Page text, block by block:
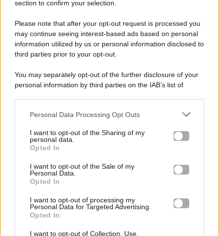
section to confirm your selection.
Please note that after your opt-out request is processed you
may continue seeing interest-based ads based on personal
information utilized by us or personal information disclosed to
third parties prior to your opt-out.
You may separately opt-out of the further disclosure of your
personal information by third parties on the IAB’s list of
This information may also be disclosed by us to third parties
disclose it to other third parties.
Please note that this website/app uses one or more Google
services and may gather and store information including but
not limited to your visit or usage behaviour. You may click to
grant or deny consent to Google and its third-party tags to
consent section.
Personal Data Processing Opt Outs
I want to opt-out of the Sharing of my
personal data.
Opted In
I want to opt-out of the Sale of my
Personal Data.
Opted In
I want to opt-out of processing my
Personal Data for Targeted Advertising.
Opted In
I want to opt-out of Collection, Use,
Gossip e TV è un sito di MASTE S.r.l.
viale Luigi Majno n. 21 - 20129 Milano (MI)
P.Iva 10909580960
Categorie
Gossip
Televisione
Programmi TV
Amici
Ballando Con Le Stelle